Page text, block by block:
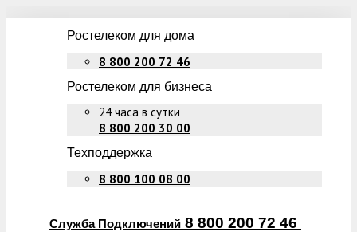
Ростелеком для дома
8 800 200 72 46
Ростелеком для бизнеса
24 часа в сутки
8 800 200 30 00
Техподдержка
8 800 100 08 00
Служба Подключений 8 800 200 72 46